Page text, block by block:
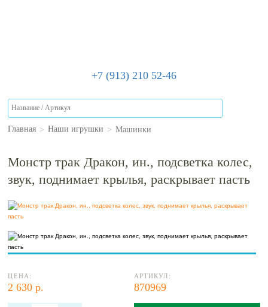
+7 (913) 210 52-46
Главная > Наши игрушки > Машинки
Монстр трак Дракон, ин., подсветка колес,
звук, поднимает крылья, раскрывает пасть
ЦЕНА:
2 630 р.
АРТИКУЛ:
870969